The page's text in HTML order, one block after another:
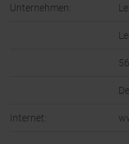
Unternehmen:
Internet: